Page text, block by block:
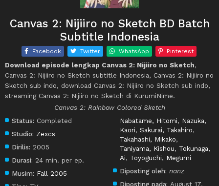
Canvas 2: Nijiiro no Sketch BD Batch
Subtitle Indonesia
Facebook Twitter WhatsApp Pinterest
Download episode lengkap Canvas 2: Nijiiro no Sketch,
Canvas 2: Nijiiro no Sketch subtitle Indonesia, Canvas 2: Nijiiro no
Sketch sub indo, download Canvas 2: Nijiiro no Sketch sub indo,
streaming Canvas 2: Nijiiro no Sketch di KurumiNime.
Canvas 2: Rainbow Colored Sketch
Status: Completed
Studio: Zexcs
Dirilis: 2005
Durasi: 24 min. per ep.
Musim: Fall 2005
Nabatame, Hitomi, Nazuka,
Kaori,Sakurai, Takahiro,
Takahashi, Mikako,
Taniyama, Kishou, Tokunaga,
Ai, Toyoguchi, Megumi
Diposting oleh: nanz
Diposting pada: August 17,